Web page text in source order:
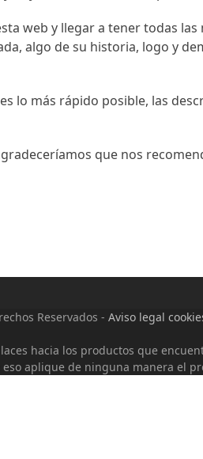
web y llegar a tener todas
algo de su historia, logo y
lo más rápido posible, las
que nos
Reservados - Aviso legal
hacia los productos que
aplique de ninguna manera el